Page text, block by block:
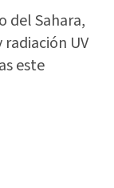
del Sahara,
UV
este